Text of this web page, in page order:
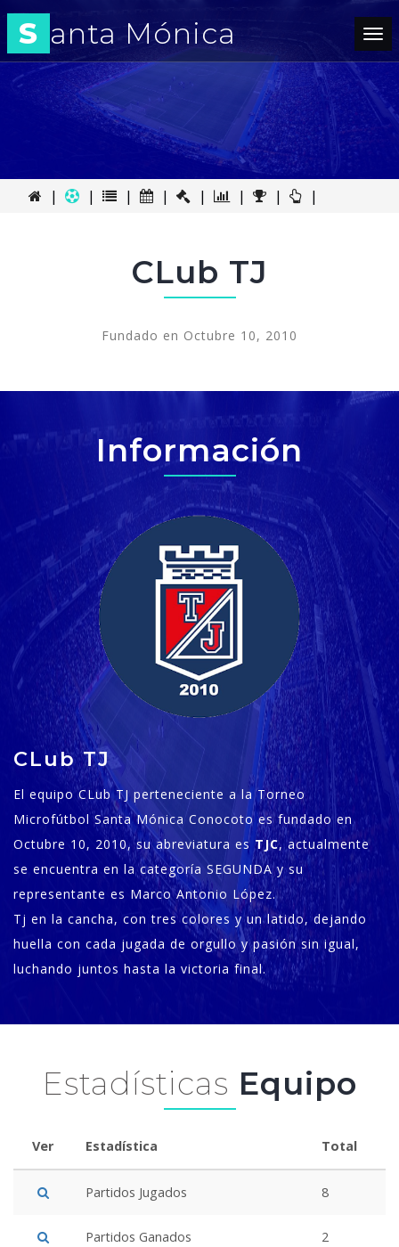
S anta Mónica
| | | | | | | |
CLub TJ
Fundado en Octubre 10, 2010
Información
CLub TJ
El equipo CLub TJ perteneciente a la Torneo
Microfútbol Santa Mónica Conocoto es fundado en
Octubre 10, 2010, su abreviatura es TJC, actualmente
se encuentra en la categoría SEGUNDA y su
representante es Marco Antonio López.
Tj en la cancha, con tres colores y un latido, dejando
huella con cada jugada de orgullo y pasión sin igual,
luchando juntos hasta la victoria final.
Estadísticas Equipo
Ver Estadística Total
Partidos Jugados 8
Partidos Ganados 2